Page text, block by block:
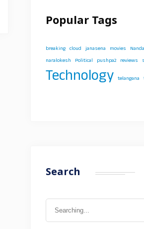
Popular Tags
breaking cloud janasena movies
naralokesh Political pushpa2 reviews
Technology telangana
Search
Search
for: